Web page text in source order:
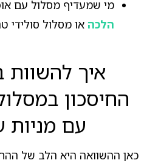
מי שמעדיף מסלול עם
הלכהאו מסלול סולידי
איך להשוות
החיסכון
עם מניות עד
כאן ההשוואה היא הלב של